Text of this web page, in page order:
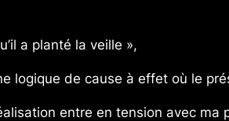
a planté la veille »,
logique de cause à effet où le
entre en tension avec